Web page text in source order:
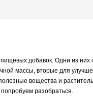
добавок. Одни из них
массы, вторые для
вещества и
разобраться.